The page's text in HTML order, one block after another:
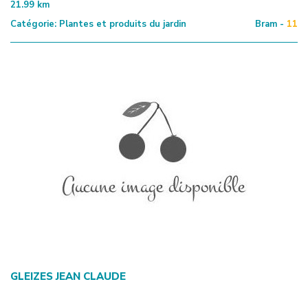
21.99 km
Catégorie: Plantes et produits du jardin Bram - 11
GLEIZES JEAN CLAUDE